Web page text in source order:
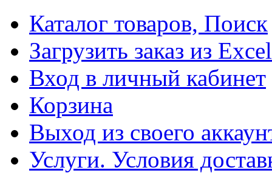
Каталог товаров, Поиск
Загрузить заказ из Excel
Вход в личный кабинет
Корзина
Выход из своего
Услуги. Условия